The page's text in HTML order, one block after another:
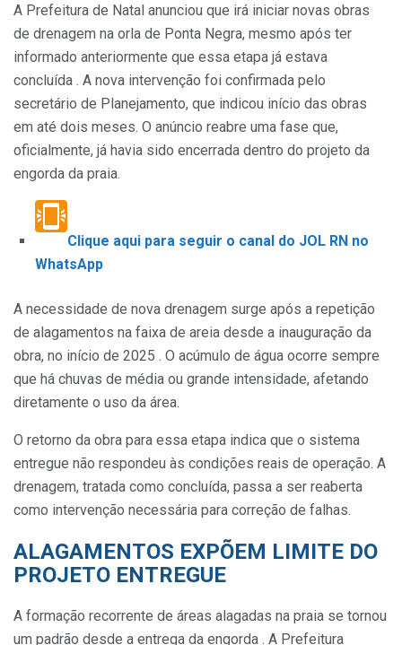
A Prefeitura de Natal anunciou que irá iniciar novas obras
de drenagem na orla de Ponta Negra, mesmo após ter
informado anteriormente que essa etapa já estava
concluída . A nova intervenção foi confirmada pelo
secretário de Planejamento, que indicou início das obras
em até dois meses. O anúncio reabre uma fase que,
oficialmente, já havia sido encerrada dentro do projeto da
engorda da praia.
Clique aqui para seguir o canal do JOL RN no
WhatsApp
A necessidade de nova drenagem surge após a repetição
de alagamentos na faixa de areia desde a inauguração da
obra, no início de 2025 . O acúmulo de água ocorre sempre
que há chuvas de média ou grande intensidade, afetando
diretamente o uso da área.
O retorno da obra para essa etapa indica que o sistema
entregue não respondeu às condições reais de operação. A
drenagem, tratada como concluída, passa a ser reaberta
como intervenção necessária para correção de falhas.
ALAGAMENTOS EXPÕEM LIMITE DO
PROJETO ENTREGUE
A formação recorrente de áreas alagadas na praia se tornou
um padrão desde a entrega da engorda . A Prefeitura